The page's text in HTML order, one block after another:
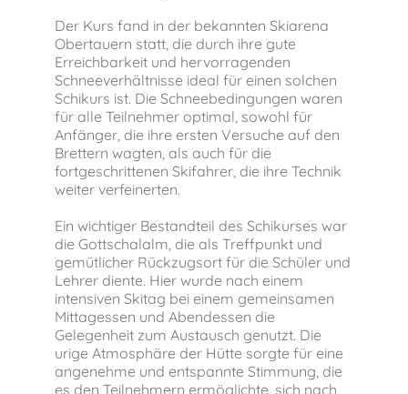
Der Kurs fand in der bekannten Skiarena
Obertauern statt, die durch ihre gute
Erreichbarkeit und hervorragenden
Schneeverhältnisse ideal für einen solchen
Schikurs ist. Die Schneebedingungen waren
für alle Teilnehmer optimal, sowohl für
Anfänger, die ihre ersten Versuche auf den
Brettern wagten, als auch für die
fortgeschrittenen Skifahrer, die ihre Technik
weiter verfeinerten.
Ein wichtiger Bestandteil des Schikurses war
die Gottschalalm, die als Treffpunkt und
gemütlicher Rückzugsort für die Schüler und
Lehrer diente. Hier wurde nach einem
intensiven Skitag bei einem gemeinsamen
Mittagessen und Abendessen die
Gelegenheit zum Austausch genutzt. Die
urige Atmosphäre der Hütte sorgte für eine
angenehme und entspannte Stimmung, die
es den Teilnehmern ermöglichte, sich nach